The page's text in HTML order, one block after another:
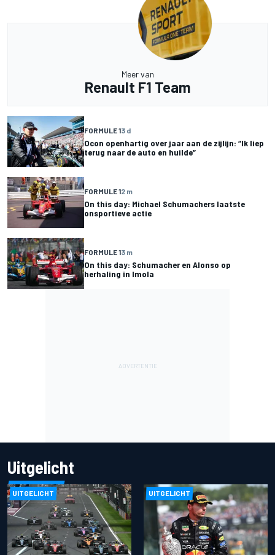
Meer van
Renault F1 Team
FORMULE 13 d
Ocon openhartig over jaar aan de zijlijn: “Ik liep
terug naar de auto en huilde”
FORMULE 12 m
On this day: Michael Schumachers laatste
onsportieve actie
FORMULE 13 m
On this day: Schumacher en Alonso op
herhaling in Imola
Uitgelicht
UITGELICHT UITGELICHT